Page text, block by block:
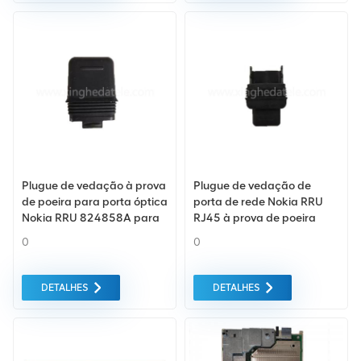
aos requisitos de
de telecomunicações.
Grande estoque disponível
para envio
imediato.Contate-nos
agora para obter um
Plugue de vedação à prova
de poeira para porta óptica
Nokia RRU 824858A para
0
DETALHES
Plugue de vedação de
porta de rede Nokia RRU
RJ45 à prova de poeira
0
DETALHES